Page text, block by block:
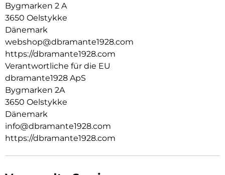
Bygmarken 2 A
3650 Oelstykke
Dänemark
webshop@dbramante1928.com
https://dbramante1928.com
Verantwortliche für die EU
dbramante1928 ApS
Bygmarken 2A
3650 Oelstykke
Dänemark
info@dbramante1928.com
https://dbramante1928.com